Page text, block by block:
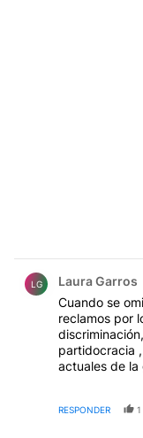
LG Laura Garros
Cuando se
reclamos por
discriminación, y se atienden sólo los casos de la
partidocracia
actuales de la
u omisión,
RESPONDER 1